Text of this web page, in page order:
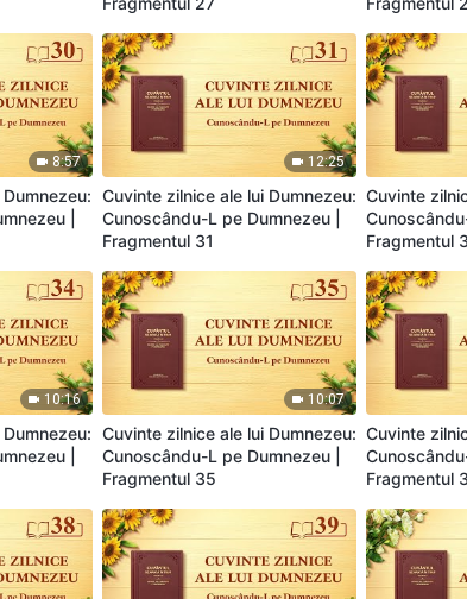
8:57
|
12:25
Cuvinte zilnice ale lui Dumnezeu:
Cunoscându-L pe Dumnezeu |
Fragmentul 31
Cuvinte
Fragmentul
10:16
|
10:07
Cuvinte zilnice ale lui Dumnezeu:
Cunoscându-L pe Dumnezeu |
Fragmentul 35
Cuvinte
Fragmentul